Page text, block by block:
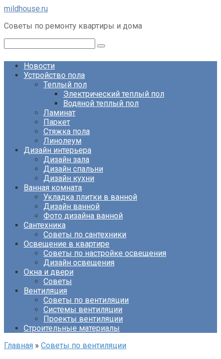
Перейти
контенту
mildhouse.ru
Советы по ремонту квартиры и дома
Новости
Устройство пола
Теплый пол
Электрический теплый пол
Водяной теплый пол
Ламинат
Паркет
Стяжка пола
Линолеум
Дизайн интерьера
Дизайн зала
Дизайн спальни
Дизайн кухни
Ванная комната
Укладка плитки в ванной
Дизайн ванной
Фото дизайна ванной
Сантехника
Советы по сантехники
Освещение в квартире
Советы по настройке освещения
Дизайн освещения
Окна и двери
Советы
Вентиляция
Советы по вентиляции
Системы вентиляции
Проекты вентиляции
Строительные материалы
Главная » Советы по вентиляции